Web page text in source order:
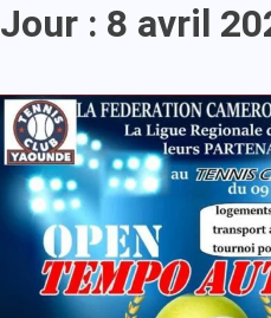
Jour : 8 avril